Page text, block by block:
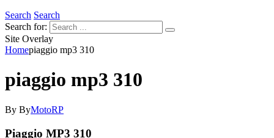
Search Search
Search for:
Site Overlay
Homepiaggio mp3 310
piaggio mp3 310
By ByMotoRP
Piaggio MP3 310